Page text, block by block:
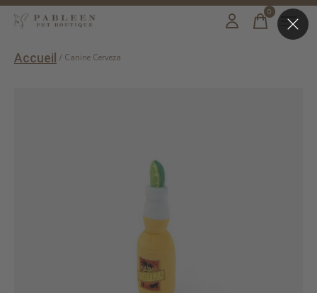
0items
Accueil / Canine Cerveza